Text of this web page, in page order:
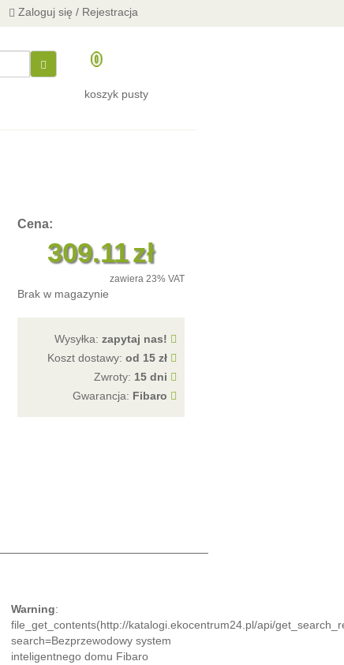
Zaloguj się / Rejestracja
0
koszyk pusty
Cena:
309.11zł
zawiera 23% VAT
Brak w magazynie
Wysyłka: zapytaj nas!
Koszt dostawy: od 15 zł
Zwroty: 15 dni
Gwarancja: Fibaro
Warning:
file_get_contents(http://katalogi.ekocentrum24.pl/api/
search=Bezprzewodowy system
inteligentnego domu Fibaro